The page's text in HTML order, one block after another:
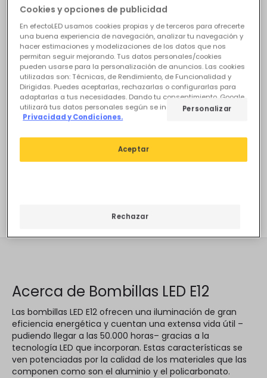
correctamente.
Utiliza otras palabras similares o más generales.
Si necesitas ayuda, puedes visitar nuestro apartado de
Atención al Cliente.
También te puede
Acerca de Bombillas LED E12
Las bombillas LED E12 ofrecen una iluminación de gran
eficiencia energética y cuentan una extensa vida útil –
pudiendo llegar a las 50.000 horas– gracias a la
tecnología LED que incorporan. Estas características se
ven potenciadas por la calidad de los materiales que las
componen como son el aluminio y el policarbonato.
Cookies y opciones de publicidad
En efectoLED usamos cookies propias y de terceros para ofrecerte
una buena experiencia de navegación, analizar tu navegación y
hacer estimaciones y modelizaciones de los datos que nos
permitan seguir mejorando. Tus datos personales/cookies
pueden usarse para la personalización de anuncios. Las cookies
utilizadas son: Técnicas, de Rendimiento, de Funcionalidad y
Dirigidas. Puedes aceptarlas, rechazarlas o configurarlas para
adaptarlas a tus necesidades. Dando tu consentimiento, Google
utilizará tus datos personales según se indica en su sitio de
Privacidad y Condiciones.
Rechazar
Aceptar
Personalizar